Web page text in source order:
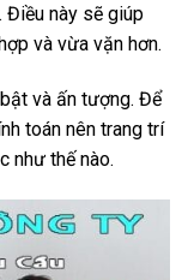
Điều này sẽ giúp
và vừa vặn hơn.
và ấn tượng. Để
toán nên trang trí
như thế nào.